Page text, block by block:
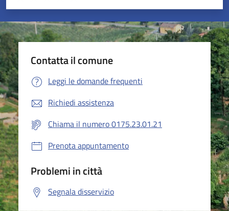
Valuta 5 stelle su 5
Valuta 4 stelle su 5
Valuta 3 stelle su 5
Valuta 2 stelle su 5
Valuta 1 stelle su 5
Contatta il comune
Leggi le domande frequenti
Richiedi assistenza
Chiama il numero 0175.23.01.21
Prenota appuntamento
Problemi in città
Segnala disservizio